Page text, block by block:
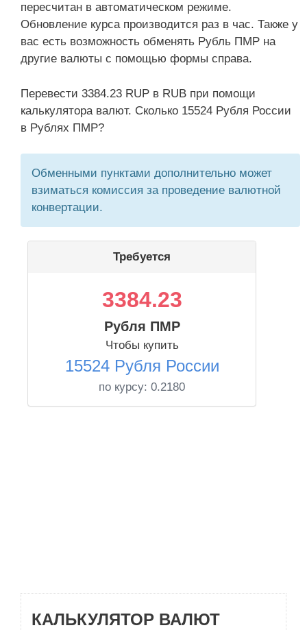
пересчитан в автоматическом режиме.
Обновление курса производится раз в час. Также у
вас есть возможность обменять Рубль ПМР на
другие валюты с помощью формы справа.
Перевести 3384.23 RUP в RUB при помощи
калькулятора валют. Сколько 15524 Рубля России
в Рублях ПМР?
Обменными пунктами дополнительно может
взиматься комиссия за проведение валютной
конвертации.
Требуется
3384.23
Рубля ПМР
Чтобы купить
15524 Рубля России
по курсу: 0.2180
КАЛЬКУЛЯТОР ВАЛЮТ